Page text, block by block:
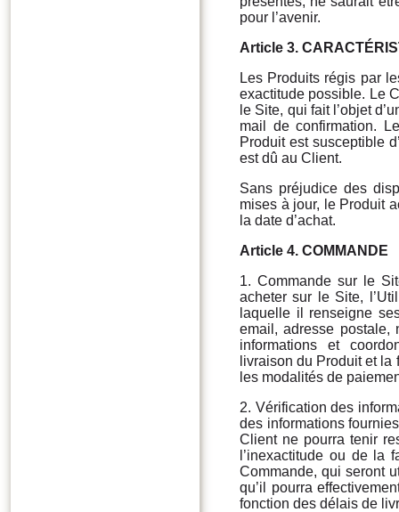
pour l’avenir.
Article 3.
Les Produits régis par
exactitude possible. Le
le Site, qui fait l’objet
mail de confirmation.
Produit est susceptible
est dû au Client.
Sans préjudice des
mises à jour, le Produit
la date d’achat.
Article 4. COMMANDE
1. Commande sur le
acheter sur le Site,
laquelle il renseigne
email, adresse postale,
informations et
livraison du Produit et
les modalités de
2. Vérification des
des informations
Client ne pourra tenir
l’inexactitude ou de la
Commande, qui seront
qu’il pourra
fonction des délais de